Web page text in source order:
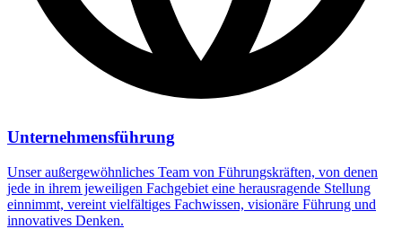
Unternehmensführung
Unser außergewöhnliches Team von Führungskräften, von denen
jede in ihrem jeweiligen Fachgebiet eine herausragende Stellung
einnimmt, vereint vielfältiges Fachwissen, visionäre Führung und
innovatives Denken.